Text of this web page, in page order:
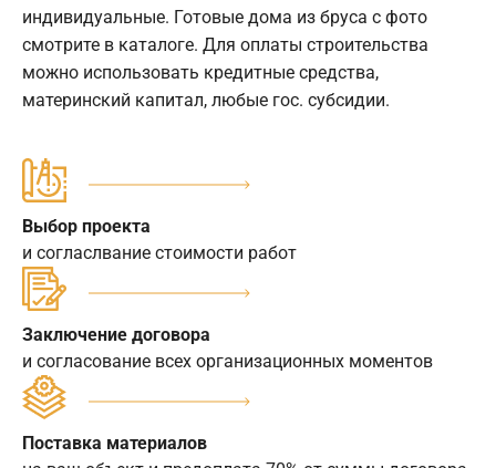
индивидуальные. Готовые дома из бруса с фото
смотрите в каталоге. Для оплаты строительства
можно использовать кредитные средства,
материнский капитал, любые гос. субсидии.
Выбор проекта
и согласлвание стоимости работ
Заключение договора
и согласование всех организационных моментов
Поставка материалов